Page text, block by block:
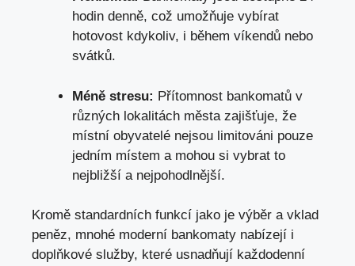
hodin denně, což umožňuje vybírat
hotovost kdykoliv, i během víkendů nebo
svátků.
Méně stresu: Přítomnost bankomatů v
různých lokalitách města zajišťuje, že
místní obyvatelé nejsou limitováni pouze
jedním místem a mohou si vybrat to
nejbližší a nejpohodlnější.
Kromě standardních funkcí jako je výběr a vklad
peněz, mnohé moderní bankomaty nabízejí i
doplňkové služby, které usnadňují každodenní